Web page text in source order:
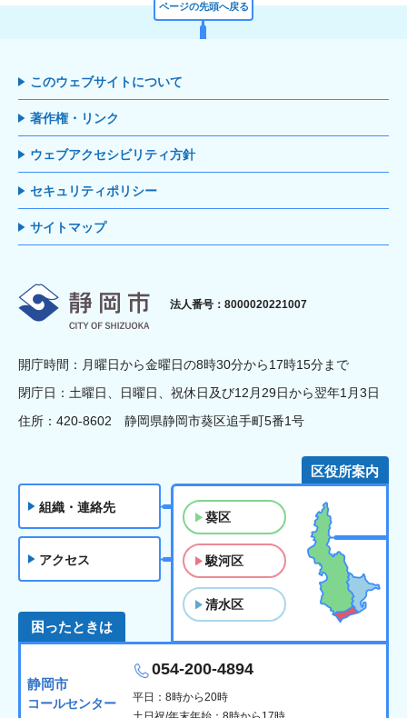
ページの先頭へ戻る
このウェブサイトについて
著作権・リンク
ウェブアクセシビリティ方針
セキュリティポリシー
サイトマップ
静岡市
法人番号：8000020221007
開庁時間：月曜日から金曜日の8時30分から17時15分まで
閉庁日：土曜日、日曜日、祝休日及び12月29日から翌年1月3日
住所：420-8602 静岡県静岡市葵区追手町5番1号
組織・連絡先
アクセス
区役所案内
葵区
駿河区
清水区
困ったときは
静岡市
コールセンター
054-200-4894
平日：8時から20時